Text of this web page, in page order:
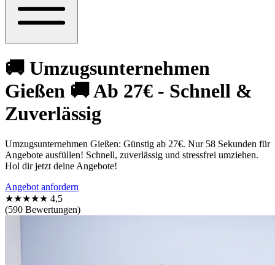
🚚 Umzugsunternehmen
Gießen 🚚 Ab 27€ - Schnell &
Zuverlässig‎
Umzugsunternehmen Gießen: Günstig ab 27€. Nur 58 Sekunden für
Angebote ausfüllen! Schnell, zuverlässig und stressfrei umziehen.
Hol dir jetzt deine Angebote!
Angebot anfordern
★★★★★ 4,5
(590 Bewertungen)